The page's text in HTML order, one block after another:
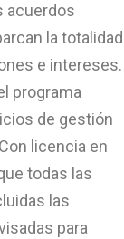
acuerdos
la totalidad
e intereses.
programa
de gestión
licencia en
todas las
las
para